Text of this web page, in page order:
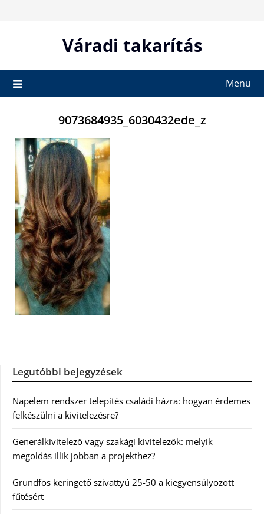
Váradi takarítás
Menu
9073684935_6030432ede_z
Legutóbbi bejegyzések
Napelem rendszer telepítés családi házra: hogyan érdemes
felkészülni a kivitelezésre?
Generálkivitelező vagy szakági kivitelezők: melyik
megoldás illik jobban a projekthez?
Grundfos keringető szivattyú 25-50 a kiegyensúlyozott
fűtésért